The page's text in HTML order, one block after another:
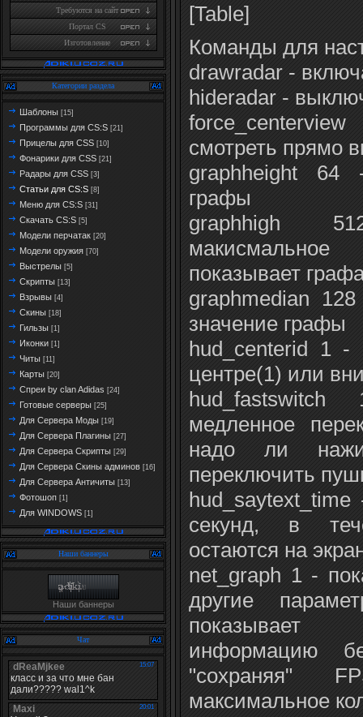
Требуются на сайт
Портал CS
Изготовление
Категории раздела
Шаблоны [15]
Программы для CS:S [21]
Прицелы для CSS [10]
Фонарики для CSS [21]
Радары для CSS [3]
Статьи для CS:S [8]
Меню для CS:S [31]
Скачать CS:S [5]
Модели перчатак [20]
Модели оружия [70]
Выстрелы [5]
Скрипты [13]
Взрывы [4]
Скины [18]
Гильзы [1]
Иконки [1]
Читы [11]
Карты [20]
Спреи by clan Adidas [24]
Готовые серверы [25]
Для Сервера Моды [19]
Для Сервера Плагины [27]
Для Сервера Скрипты [29]
Для Сервера Скины админов [16]
Для Сервера Античиты [13]
Фотошоп [1]
Для WINDOWS [1]
Наши баннеры
Наши баннеры
Чат
[Table]
Команды для
drawradar -
hideradar -
смотреть прямо
graphheight 64
графы
graphhigh
показывает
graphmedian
значение графы
hud_centerid 1 -
центре(1) или
медленное
надо ли
переключить
секунд, в
остаются на
net_graph 1 -
другие
показывает
информацию
"сохраняя"
максимальное